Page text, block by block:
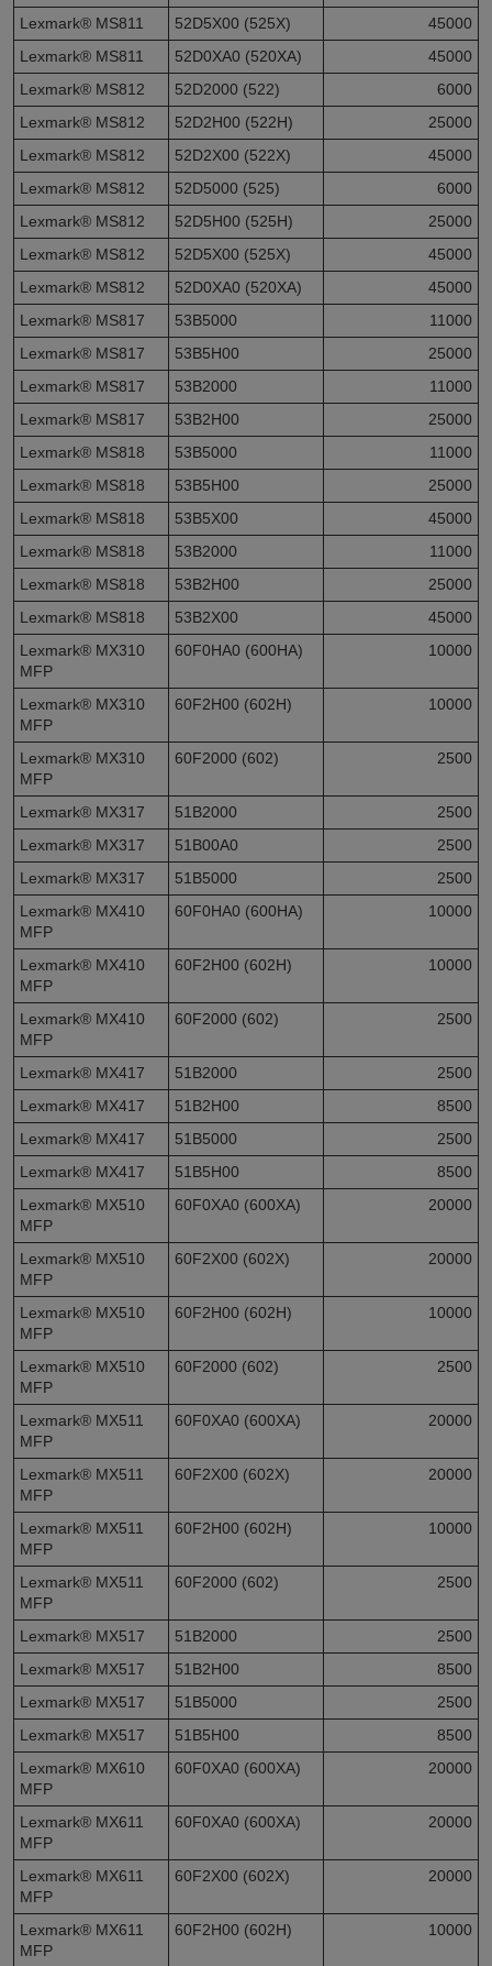
Lexmark® MS811
52D5X00 (525X)
45000
Lexmark® MS811
52D0XA0 (520XA)
45000
Lexmark® MS812
52D2000 (522)
6000
Lexmark® MS812
52D2H00 (522H)
25000
Lexmark® MS812
52D2X00 (522X)
45000
Lexmark® MS812
52D5000 (525)
6000
Lexmark® MS812
52D5H00 (525H)
25000
Lexmark® MS812
52D5X00 (525X)
45000
Lexmark® MS812
52D0XA0 (520XA)
45000
Lexmark® MS817
53B5000
11000
Lexmark® MS817
53B5H00
25000
Lexmark® MS817
53B2000
11000
Lexmark® MS817
53B2H00
25000
Lexmark® MS818
53B5000
11000
Lexmark® MS818
53B5H00
25000
Lexmark® MS818
53B5X00
45000
Lexmark® MS818
53B2000
11000
Lexmark® MS818
53B2H00
25000
Lexmark® MS818
53B2X00
45000
Lexmark® MX310
MFP
60F0HA0 (600HA) 10000
Lexmark® MX310
MFP
60F2H00 (602H) 10000
Lexmark® MX310
MFP
60F2000 (602) 2500
Lexmark® MX317 51B2000
2500
Lexmark® MX317
51B00A0
2500
Lexmark® MX317
51B5000
2500
Lexmark® MX410
MFP
60F0HA0 (600HA) 10000
Lexmark® MX410
MFP
60F2H00 (602H) 10000
Lexmark® MX410
MFP
60F2000 (602) 2500
Lexmark® MX417 51B2000
2500
Lexmark® MX417
51B2H00
8500
Lexmark® MX417
51B5000
2500
Lexmark® MX417
51B5H00
8500
Lexmark® MX510
MFP
60F0XA0 (600XA) 20000
Lexmark® MX510
MFP
60F2X00 (602X) 20000
Lexmark® MX510
MFP
60F2H00 (602H) 10000
Lexmark® MX510
MFP
60F2000 (602) 2500
Lexmark® MX511
MFP
60F0XA0 (600XA) 20000
Lexmark® MX511
MFP
60F2X00 (602X) 20000
Lexmark® MX511
MFP
60F2H00 (602H) 10000
Lexmark® MX511
MFP
60F2000 (602) 2500
Lexmark® MX517 51B2000
2500
Lexmark® MX517
51B2H00
8500
Lexmark® MX517
51B5000
2500
Lexmark® MX517
51B5H00
8500
Lexmark® MX610
MFP
60F0XA0 (600XA) 20000
Lexmark® MX611
MFP
60F0XA0 (600XA) 20000
Lexmark® MX611
MFP
60F2X00 (602X) 20000
Lexmark® MX611
MFP
60F2H00 (602H) 10000